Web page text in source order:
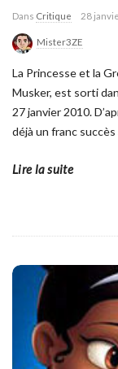
Dans Critique 28
Mister3ZE
La Princesse et la
Musker, est sorti
27 janvier 2010.
déjà un franc
Lire la suite